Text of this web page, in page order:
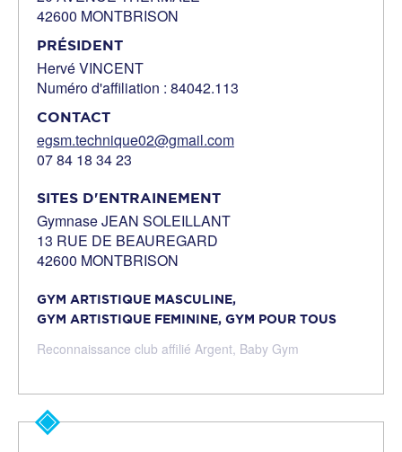
42600 MONTBRISON
PRÉSIDENT
Hervé VINCENT
Numéro d'affiliation : 84042.113
CONTACT
egsm.technique02@gmail.com
07 84 18 34 23
SITES D'ENTRAINEMENT
Gymnase JEAN SOLEILLANT
13 RUE DE BEAUREGARD
42600 MONTBRISON
GYM ARTISTIQUE MASCULINE,
GYM ARTISTIQUE FEMININE, GYM POUR TOUS
Reconnaissance club affilié Argent, Baby Gym